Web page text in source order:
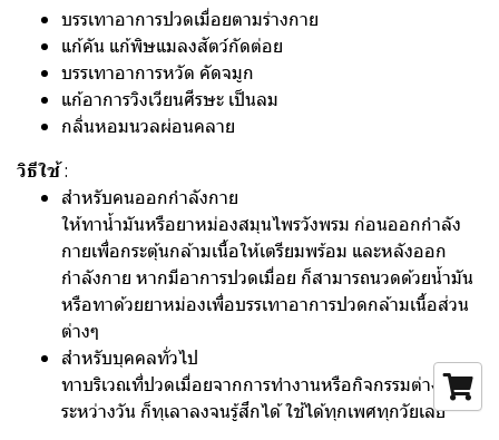
บรรเทาอาการปวดเมื่อยตามร่างกาย
แก้คัน แก้พิษแมลงสัตว์กัดต่อย
บรรเทาอาการหวัด คัดจมูก
แก้อาการวิงเวียนศีรษะ เป็นลม
กลิ่นหอมนวลผ่อนคลาย
วิธีใช้:
สำหรับคนออกกำลังกาย
ให้ทาน้ำมันหรือยาหม่องสมุนไพรวังพรม ก่อนออกกำลัง
กายเพื่อกระตุ้นกล้ามเนื้อให้เตรียมพร้อม และหลังออก
กำลังกาย หากมีอาการปวดเมื่อย ก็สามารถนวดด้วยน้ำมัน
หรือทาด้วยยาหม่องเพื่อบรรเทาอาการปวดกล้ามเนื้อส่วน
ต่างๆ
สำหรับบุคคลทั่วไป
ทาบริเวณที่ปวดเมื่อยจากการทำงานหรือกิจกรรมต่างๆใน
ระหว่างวัน ก็ทุเลาลงจนรู้สึกได้ ใช้ได้ทุกเพศทุกวัยเลย